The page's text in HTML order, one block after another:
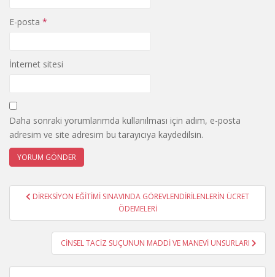
E-posta *
İnternet sitesi
Daha sonraki yorumlarımda kullanılması için adım, e-posta
adresim ve site adresim bu tarayıcıya kaydedilsin.
YazıDİREKSİYON EĞİTİMİ SINAVINDA GÖREVLENDİRİLENLERİN ÜCRET
ÖDEMELERİ
CİNSEL TACİZ SUÇUNUN MADDİ VE MANEVİ UNSURLARI